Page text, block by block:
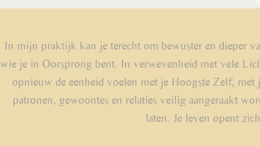
In mijn praktijk kan je terecht om bewuster en dieper
wie je in Oorsprong bent. In verwevenheid met vele
opnieuw de eenheid voelen met je Hoogste Zelf,
patronen, gewoontes en relaties veilig aangeraakt
laten. Je leven opent